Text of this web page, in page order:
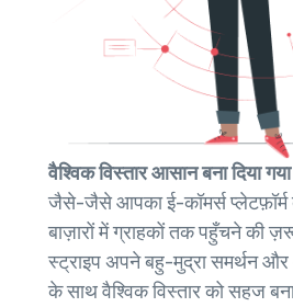
वैश्विक विस्तार आसान बना दिया गया
जैसे-जैसे आपका ई-कॉमर्स
बाज़ारों में ग्राहकों तक पहुँचने की
स्ट्राइप अपने बहु-मुद्रा समर्थन और
के साथ वैश्विक विस्तार को सहज